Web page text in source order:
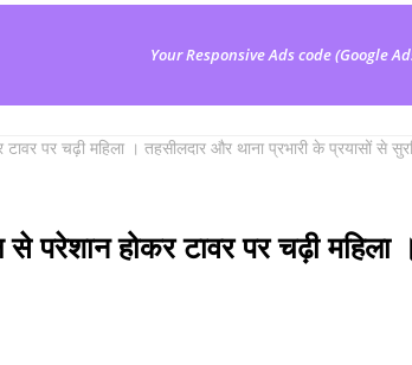
Your Responsive Ads code (Google
पर चढ़ी महिला । तहसीलदार और थाना प्रभारी के प्रयासों से
परेशान होकर टावर पर चढ़ी